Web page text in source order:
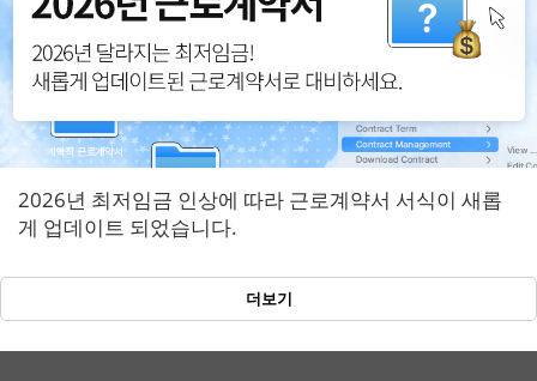
2026년 최저임금 인상에 따라 근로계약서 서식이 새롭
게 업데이트 되었습니다.
더보기